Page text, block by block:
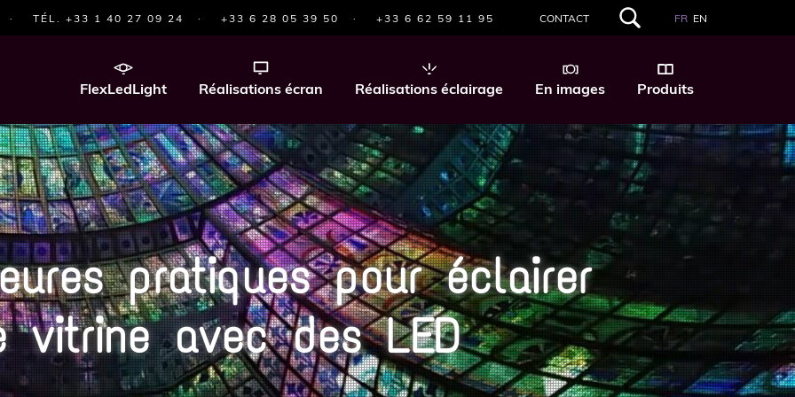
· TÉL. +33 1 40 27 09 24 · +33 6 28 05 39 50 · +33 6 62 59 11 95 CONTACT
RECHERCHER
WEB
FR EN
FlexLedLight Réalisations écran Réalisations éclairage En images Produits
pratiques pour éclairer
vitrine avec des LED